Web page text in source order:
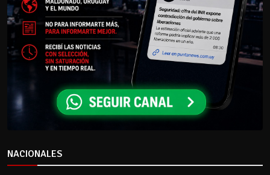
NACIONALES